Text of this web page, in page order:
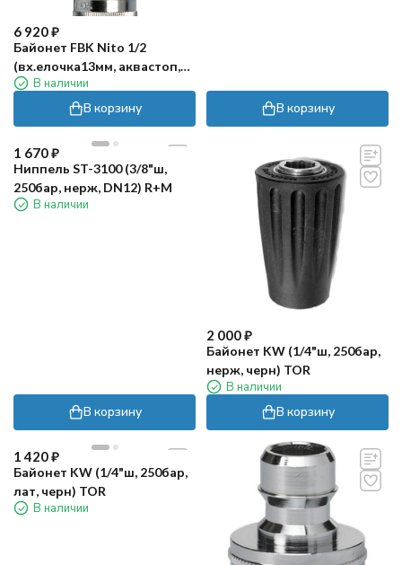
6 920₽
Байонет FBK Nito 1/2
(вх.елочка13мм, аквастоп,
лат.хром.)
В наличии
В корзину В корзину
1 670₽
Ниппель ST-3100 (3/8"ш,
250бар, нерж, DN12) R+M
В наличии
В корзину
2 000₽
Байонет KW (1/4"ш, 250бар,
нерж, черн) TOR
В наличии
В корзину
1 420₽
Байонет KW (1/4"ш, 250бар,
лат, черн) TOR
В наличии